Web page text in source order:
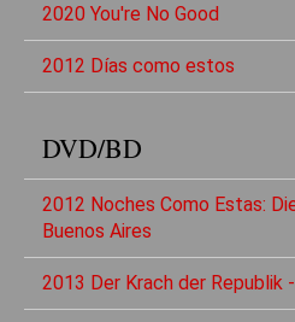
2020 You're No Good
2012 Días como estos
DVD/BD
2012 Noches Como Estas:
Buenos Aires
2013 Der Krach der Republik